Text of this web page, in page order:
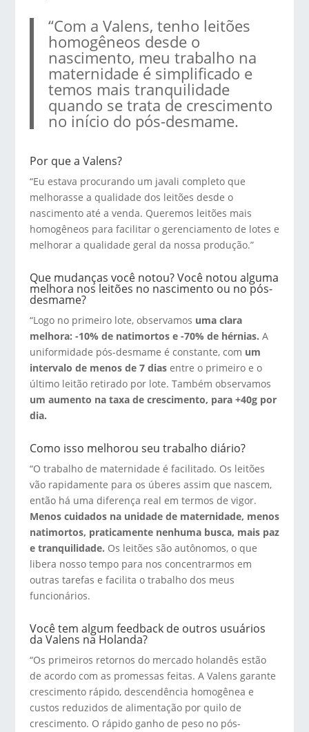
“Com a Valens, tenho leitões
homogêneos desde o
nascimento, meu trabalho na
maternidade é simplificado e
temos mais tranquilidade
quando se trata de crescimento
no início do pós-desmame.
Por que a Valens?
“Eu estava procurando um javali completo que
melhorasse a qualidade dos leitões desde o
nascimento até a venda. Queremos leitões mais
homogêneos para facilitar o gerenciamento de lotes e
melhorar a qualidade geral da nossa produção.”
Que mudanças você notou? Você notou alguma
melhora nos leitões no nascimento ou no pós-
desmame?
“Logo no primeiro lote, observamos uma clara
melhora: -10% de natimortos e -70% de hérnias. A
uniformidade pós-desmame é constante, com um
intervalo de menos de 7 diasentre o primeiro e o
último leitão retirado por lote. Também observamos
um aumento na taxa de crescimento, para +40g por
dia.
Como isso melhorou seu trabalho diário?
“O trabalho de maternidade é facilitado. Os leitões
vão rapidamente para os úberes assim que nascem,
então há uma diferença real em termos de vigor.
Menos cuidados na unidade de maternidade, menos
natimortos, praticamente nenhuma busca, mais paz
e tranquilidade. Os leitões são autônomos, o que
libera nosso tempo para nos concentrarmos em
outras tarefas e facilita o trabalho dos meus
funcionários.
Você tem algum feedback de outros usuários
da Valens na Holanda?
“Os primeiros retornos do mercado holandês estão
de acordo com as promessas feitas. A Valens garante
crescimento rápido, descendência homogênea e
custos reduzidos de alimentação por quilo de
crescimento. O rápido ganho de peso no pós-